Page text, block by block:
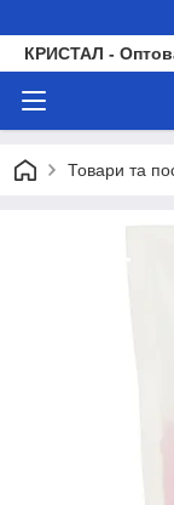
КРИСТАЛ -
Товари та